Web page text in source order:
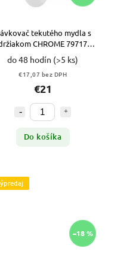
tekutého mydla s
CHROME 79717
VYPR
do 48 hodín (>5 ks)
€17,07 bez DPH
€21
Do košíka
–18 %